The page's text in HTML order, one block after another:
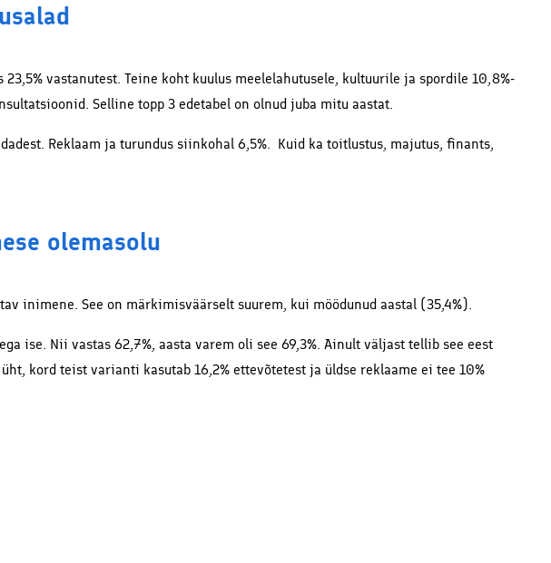
vastanutest. Teine koht kuulus meelelahutusele, kultuurile ja spordile 10,8%-
Selline topp 3 edetabel on olnud juba mitu aastat.
Reklaam ja turundus siinkohal 6,5%. Kuid ka toitlustus, majutus, finants,
olemasolu
inimene. See on märkimisväärselt suurem, kui möödunud aastal (35,4%).
ise. Nii vastas 62,7%, aasta varem oli see 69,3%. Ainult väljast tellib see eest
kord teist varianti kasutab 16,2% ettevõtetest ja üldse reklaame ei tee 10%